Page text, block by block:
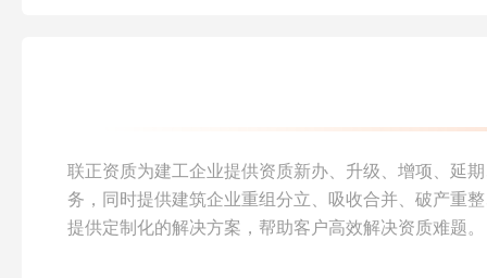
联正资质为建工企业提供资质新办、升级、增项、延
务，同时提供建筑企业重组分立、吸收合并、破产重
提供定制化的解决方案，帮助客户高效解决资质难题。